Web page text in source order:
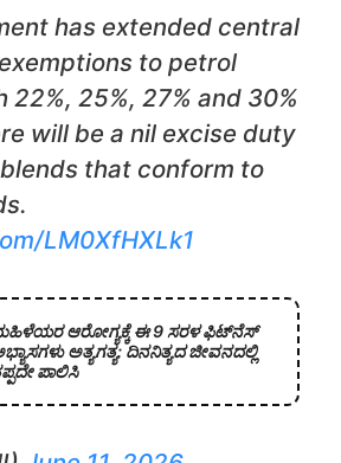
has extended central
to petrol
25%, 27% and 30%
will be a nil excise duty
that conform to
LM0XfHXLk1
ಆರೋಗ್ಯಕ್ಕೆ ಈ 9 ಸರಳ ಫಿಟ್‌ನೆಸ್‌
ಅತ್ಯಗತ್ಯ: ದಿನನಿತ್ಯದ ಜೀವನದಲ್ಲಿ
ಪಾಲಿಸಿ